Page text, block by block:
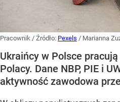
Pracownik / Źródło: Pexels / Marianna
Ukraińcy w Polsce
Polacy. Dane NBP, PIE i
aktywność zawodowa